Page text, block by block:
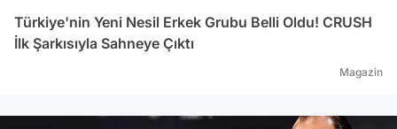
Türkiye'nin Yeni Nesil Erkek Grubu Belli Oldu! CRUSH
İlk Şarkısıyla Sahneye Çıktı
Magazin